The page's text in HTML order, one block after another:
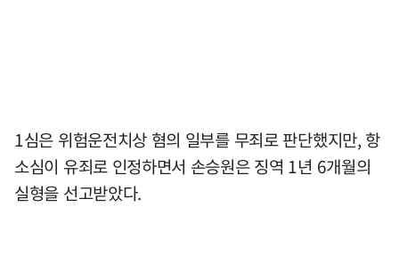
1심은 위험운전치상 혐의 일부를 무죄로 판단했지만, 항
소심이 유죄로 인정하면서 손승원은 징역 1년 6개월의
실형을 선고받았다.